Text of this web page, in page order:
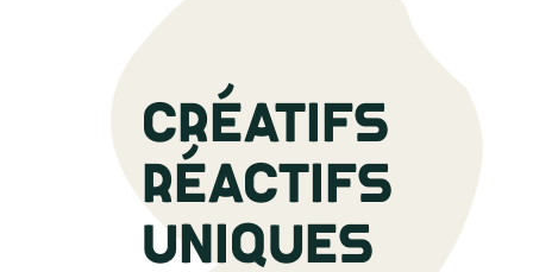
CRÉATIFS
RÉACTIFS
UNIQUES